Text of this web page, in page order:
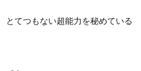
とてつもない超能力を秘めている